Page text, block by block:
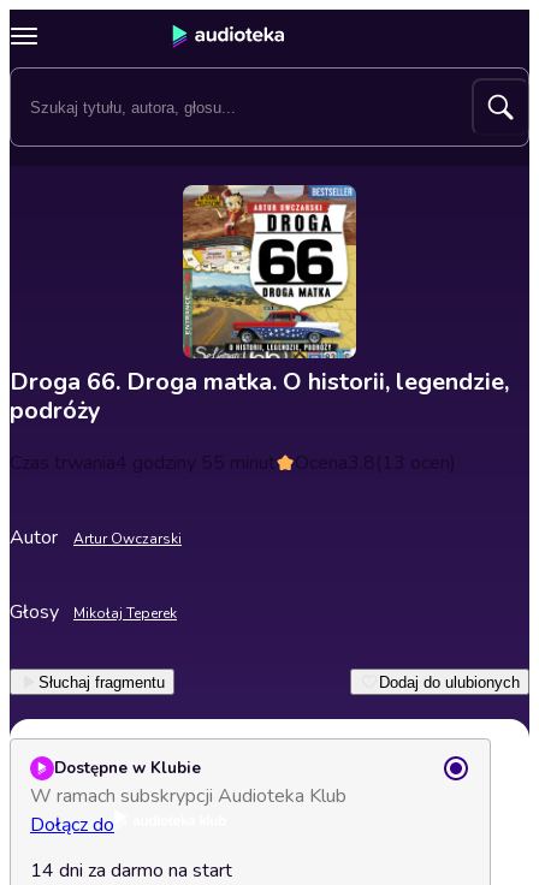
Droga 66. Droga matka. O historii, legendzie,
podróży
Czas trwania4 godziny 55 minut Ocena3.8(13 ocen)
Autor Artur Owczarski
Głosy Mikołaj Teperek
Słuchaj fragmentu Dodaj do ulubionych
Dostępne w Klubie
W ramach subskrypcji Audioteka Klub
Dołącz do
14 dni za darmo na start